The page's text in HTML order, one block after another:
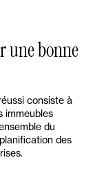
une bonne
consiste à
immeubles
du
des